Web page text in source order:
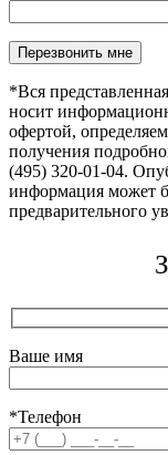
Оставьте это поле
*Вся
носит
офертой,
получения
(495) 320-01-04.
информация может
предварительного
Ваше имя
*Телефон